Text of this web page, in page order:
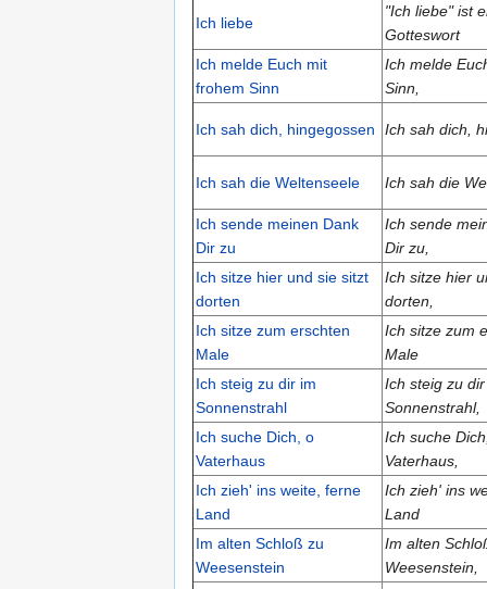
Ich liebe
"Ich liebe" ist
Gotteswort
Ich melde Euch mit
frohem Sinn
Ich melde
Sinn,
Ich sah dich, hingegossen Ich sah dich,
Ich sah die Weltenseele Ich sah die
Ich sende meinen Dank
Dir zu
Ich sende
Dir zu,
Ich sitze hier und sie sitzt
dorten
Ich sitze hier
dorten,
Ich sitze zum erschten
Male
Ich sitze zum
Male
Ich steig zu dir im
Sonnenstrahl
Ich steig zu
Sonnenstrahl,
Ich suche Dich, o
Vaterhaus
Ich suche
Vaterhaus,
Ich zieh' ins weite, ferne
Land
Ich zieh' ins
Land
Im alten Schloß zu
Weesenstein
Im alten
Weesenstein,